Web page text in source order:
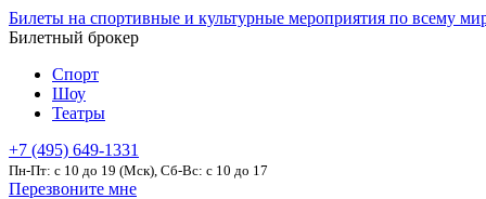
Билеты на спортивные и культурные мероприятия по всему
Билетный брокер
Спорт
Шоу
Театры
+7 (495) 649-1331
Пн-Пт: c 10 до 19 (Мск), Сб-Вс: с 10 до 17
Перезвоните мне